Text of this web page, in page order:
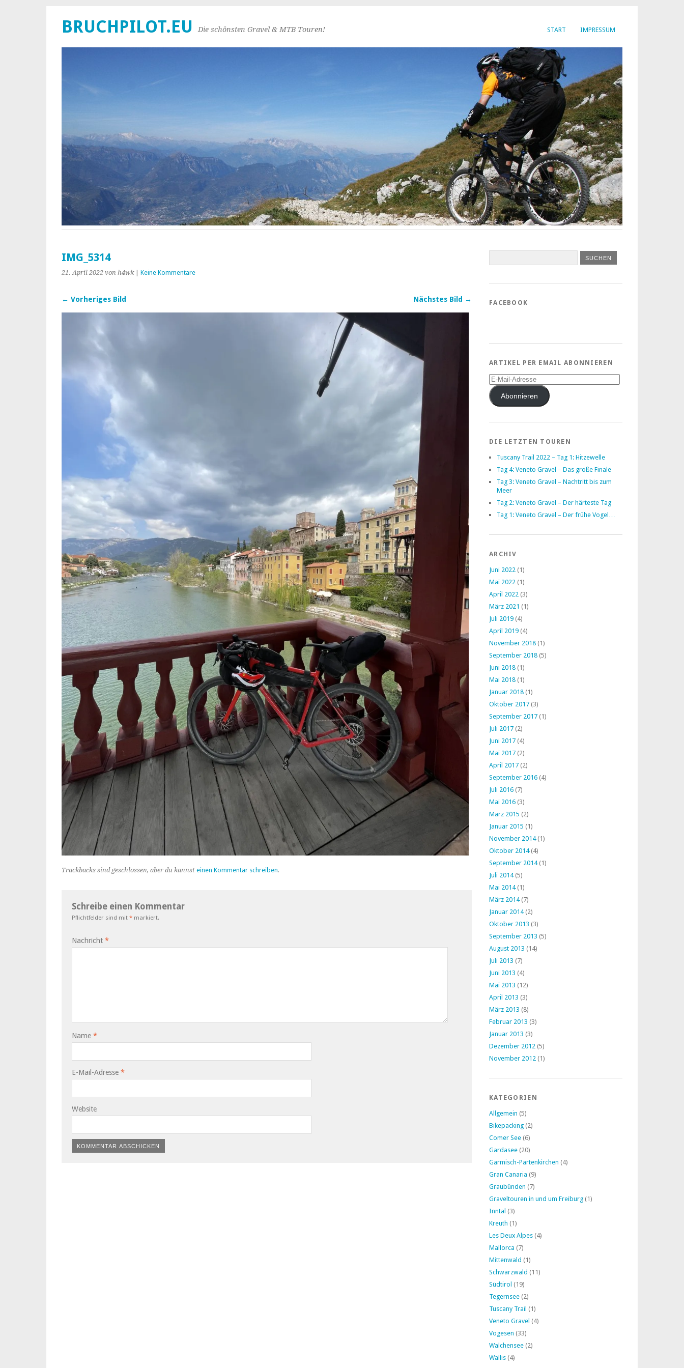
START IMPRESSUM
BRUCHPILOT.EU Die schönsten Gravel & MTB Touren!
IMG_5314
21. April 2022 von h4wk| Keine Kommentare
← Vorheriges Bild Nächstes Bild →
Trackbacks sind geschlossen, aber du kannst einen Kommentar schreiben.
Schreibe einen Kommentar
Pflichtfelder sind mit * markiert.
Nachricht *
Name *
E-Mail-Adresse *
Website
FACEBOOK
ARTIKEL PER EMAIL ABONNIEREN
E-
Mail-
AdresseAbonnieren
DIE LETZTEN TOUREN
Tuscany Trail 2022 – Tag 1: Hitzewelle
Tag 4: Veneto Gravel – Das große Finale
Tag 3: Veneto Gravel – Nachtritt bis zum
Meer
Tag 2: Veneto Gravel – Der härteste Tag
Tag 1: Veneto Gravel – Der frühe Vogel…
ARCHIV
Juni 2022 (1)
Mai 2022 (1)
April 2022 (3)
März 2021 (1)
Juli 2019 (4)
April 2019 (4)
November 2018 (1)
September 2018 (5)
Juni 2018 (1)
Mai 2018 (1)
Januar 2018 (1)
Oktober 2017 (3)
September 2017 (1)
Juli 2017 (2)
Juni 2017 (4)
Mai 2017 (2)
April 2017 (2)
September 2016 (4)
Juli 2016 (7)
Mai 2016 (3)
März 2015 (2)
Januar 2015 (1)
November 2014(1)
Oktober 2014(4)
September 2014(1)
Juli 2014(5)
Mai 2014(1)
März 2014(7)
Januar 2014(2)
Oktober 2013 (3)
September 2013 (5)
August 2013 (14)
Juli 2013 (7)
Juni 2013 (4)
Mai 2013 (12)
April 2013 (3)
März 2013 (8)
Februar 2013 (3)
Januar 2013 (3)
Dezember 2012 (5)
November 2012 (1)
KATEGORIEN
Allgemein (5)
Bikepacking (2)
Comer See (6)
Gardasee (20)
Garmisch-Partenkirchen (4)
Gran Canaria (9)
Graubünden (7)
Graveltouren in und um Freiburg (1)
Inntal (3)
Kreuth (1)
Les Deux Alpes (4)
Mallorca (7)
Mittenwald (1)
Schwarzwald (11)
Südtirol (19)
Tegernsee (2)
Tuscany Trail (1)
Veneto Gravel (4)
Vogesen (33)
Walchensee (2)
Wallis (4)